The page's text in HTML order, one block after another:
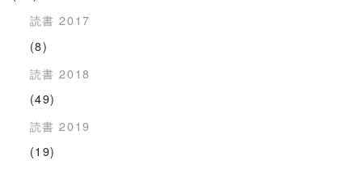
読書 2017
(8)
読書 2018
(49)
読書 2019
(19)